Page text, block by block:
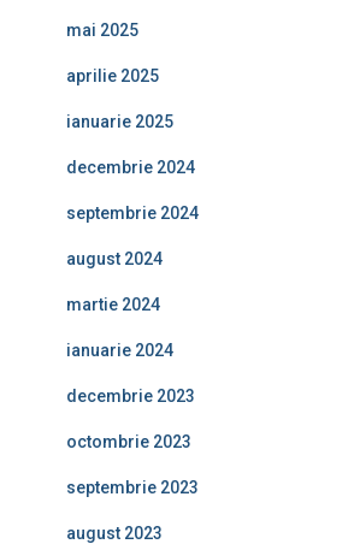
mai 2025
aprilie 2025
ianuarie 2025
decembrie 2024
septembrie 2024
august 2024
martie 2024
ianuarie 2024
decembrie 2023
octombrie 2023
septembrie 2023
august 2023